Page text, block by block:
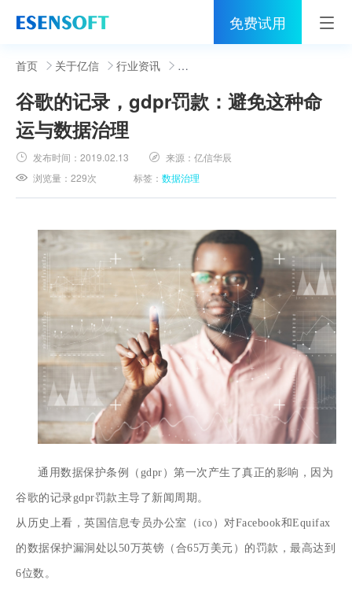
免费试用
首页
睿治
解决方案
伙伴
社区
关于亿信
400-0011-866
首页 关于亿信 行业资讯
谷歌的记录，gdpr罚款：避免这种命
运与数据治理
发布时间：2019.02.13 来源：亿信华辰
浏览量：229次 标签：数据治理
通用数据保护条例（gdpr）第一次产生了真正的影响，因为
谷歌的记录gdpr罚款主导了新闻周期。
从历史上看，英国信息专员办公室（ico）对Facebook和Equifax
的数据保护漏洞处以50万英镑（合65万美元）的罚款，最高达到
6位数。